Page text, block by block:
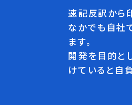
速記反訳から
なかでも自社
ます。
開発を目的と
けていると自